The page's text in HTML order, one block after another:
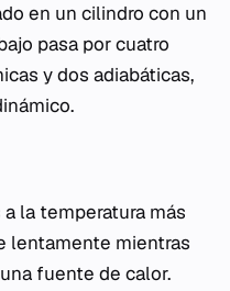
en un cilindro con un
pasa por cuatro
y dos adiabáticas,
la temperatura más
lentamente mientras
fuente de calor.